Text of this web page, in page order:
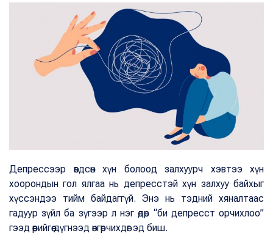
Депрессээр өвдсөн хүн болоод залхуурч хэвтээ хүн
хоорондын гол ялгаа нь депресстэй хүн залхуу байхыг
хүссэндээ тийм байдаггүй. Энэ нь тэдний хяналтаас
гадуур зүйл ба зүгээр л нэг өдөр “би депресст орчихлоо”
гээд өөрийгөө дүгнээд өнгөрчихдөг эд биш.